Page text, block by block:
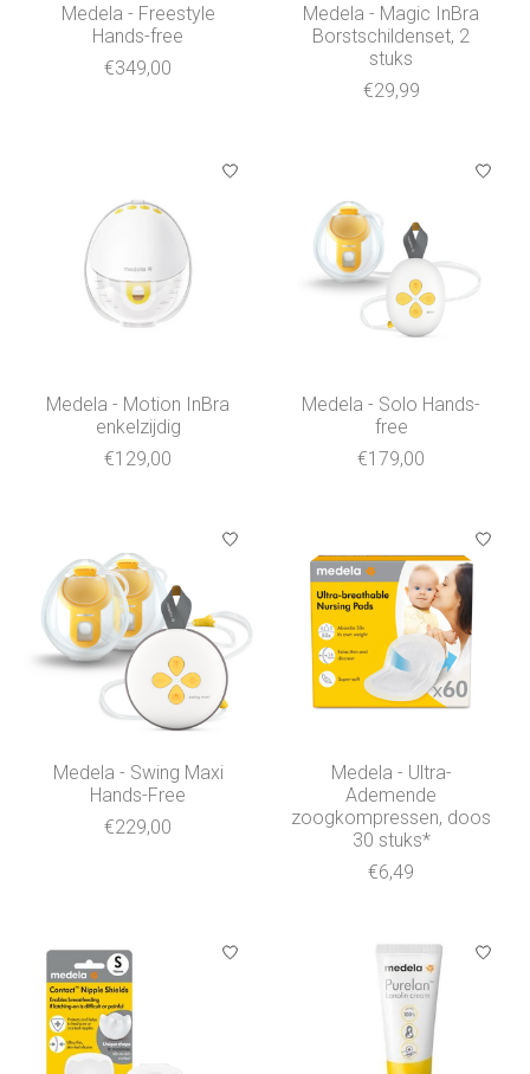
Medela - Freestyle
Hands-free
€349,00
Medela - Magic InBra
Borstschildenset, 2
stuks
€29,99
Medela - Motion InBra
enkelzijdig
€129,00
Medela - Solo Hands-
free
€179,00
Medela - Swing Maxi
Hands-Free
€229,00
Medela - Ultra-
Ademende
zoogkompressen, doos
30 stuks*
€6,49